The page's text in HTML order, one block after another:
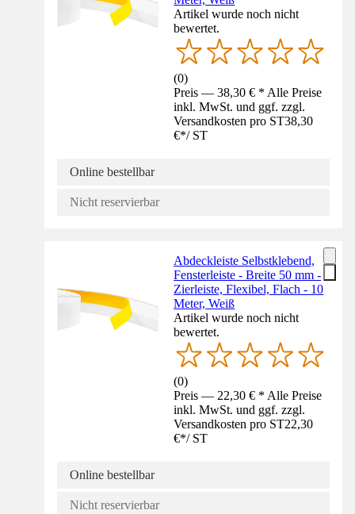
Artikel wurde noch nicht
bewertet.
(0)
Preis — 38,30 € * Alle Preise
inkl. MwSt. und ggf. zzgl.
Versandkosten pro ST38,30
€*/ ST
Online bestellbar
Nicht reservierbar
Abdeckleiste Selbstklebend,
Fensterleiste - Breite 50 mm -
Zierleiste, Flexibel, Flach - 10
Meter, Weiß
Artikel wurde noch nicht
bewertet.
(0)
Preis — 22,30 € * Alle Preise
inkl. MwSt. und ggf. zzgl.
Versandkosten pro ST22,30
€*/ ST
Online bestellbar
Nicht reservierbar